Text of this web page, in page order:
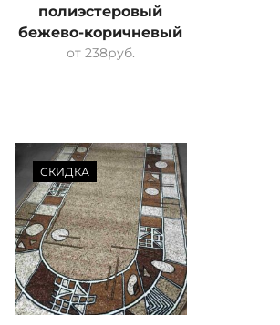
полиэстеровый
бежево-коричневый
от 238руб.
СКИДКА